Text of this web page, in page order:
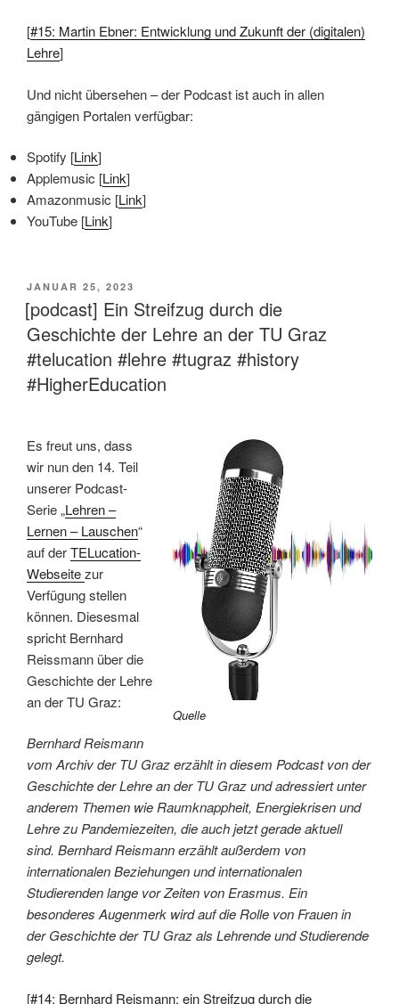
[#15: Martin Ebner: Entwicklung und Zukunft der (digitalen)
Lehre]
Und nicht übersehen – der Podcast ist auch in allen
gängigen Portalen verfügbar:
Spotify [Link]
Applemusic [Link]
Amazonmusic [Link]
YouTube [Link]
VERÖFFENTLICHT
AM
JANUAR 25, 2023
[podcast] Ein Streifzug durch die
Geschichte der Lehre an der TU Graz
#telucation #lehre #tugraz #history
#HigherEducation
Quelle
Es freut uns, dass
wir nun den 14. Teil
unserer Podcast-
Serie „Lehren –
Lernen – Lauschen“
auf derTELucation-
Webseitezur
Verfügung stellen
können. Diesesmal
spricht Bernhard
Reissmann über die
Geschichte der Lehre
an der TU Graz:
Bernhard Reismann
vom Archiv der TU Graz erzählt in diesem Podcast von der
Geschichte der Lehre an der TU Graz und adressiert unter
anderem Themen wie Raumknappheit, Energiekrisen und
Lehre zu Pandemiezeiten, die auch jetzt gerade aktuell
sind. Bernhard Reismann erzählt außerdem von
internationalen Beziehungen und internationalen
Studierenden lange vor Zeiten von Erasmus. Ein
besonderes Augenmerk wird auf die Rolle von Frauen in
der Geschichte der TU Graz als Lehrende und Studierende
gelegt.
[#14: Bernhard Reismann: ein Streifzug durch die